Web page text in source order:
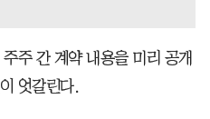
주 간 계약 내용을 미리 공개
엇갈린다.